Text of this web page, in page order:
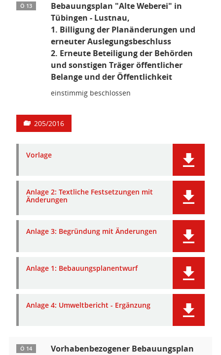
Ö 13
Bebauungsplan "Alte Weberei" in
Tübingen - Lustnau,
1. Billigung der Planänderungen und
erneuter Auslegungsbeschluss
2. Erneute Beteiligung der Behörden
und sonstigen Träger öffentlicher
Belange und der Öffentlichkeit
einstimmig beschlossen
205/2016
Vorlage
Anlage 2: Textliche Festsetzungen mit
Änderungen
Anlage 3: Begründung mit Änderungen
Anlage 1: Bebauungsplanentwurf
Anlage 4: Umweltbericht - Ergänzung
Ö 14 Vorhabenbezogener Bebauungsplan